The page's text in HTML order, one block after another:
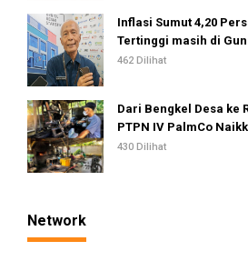
Inflasi Sumut 4,20
Tertinggi masih di
462 Dilihat
Dari Bengkel Desa ke
PTPN IV PalmCo
Besi
430 Dilihat
Network